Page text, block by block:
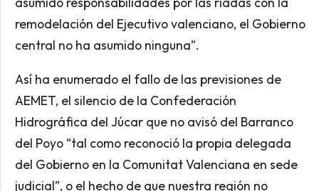
remodelación del Ejecutivo valenciano, el Gobierno
central no ha asumido ninguna”.
Así ha enumerado el fallo de las previsiones de
AEMET, el silencio de la Confederación
Hidrográfica del Júcar que no avisó del Barranco
del Poyo “tal como reconoció la propia delegada
del Gobierno en la Comunitat Valenciana en sede
judicial”, o el hecho de que nuestra región no